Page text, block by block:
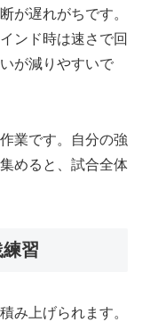
が遅れがちです。
ンド時は速さで回
が減りやすいで
業です。自分の強
めると、試合全体
習
み上げられます。